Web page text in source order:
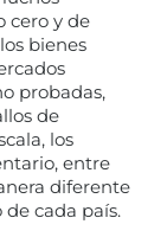
cero y de
bienes
probadas,
de
los
entre
diferente
cada país.